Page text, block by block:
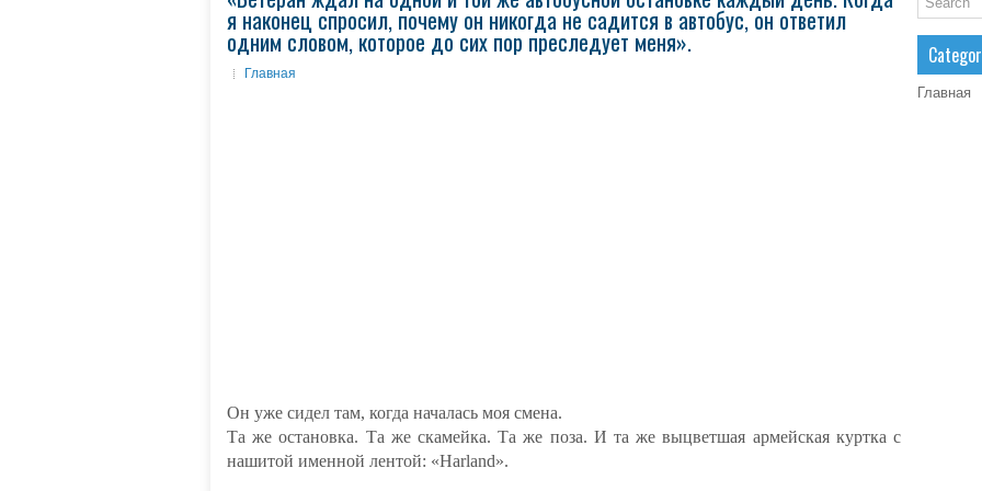
я наконец спросил, почему он никогда не садится в автобус, он ответил
одним словом, которое до сих пор преследует меня».
Главная
Он уже сидел там, когда началась моя смена.
Та же остановка. Та же скамейка. Та же поза. И та же выцветшая армейская куртка с
нашитой именной лентой: «Harland».
Главная